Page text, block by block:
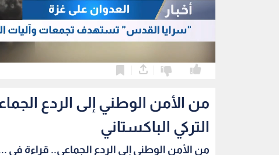
من الأمن الوطني إلى الردع
التركي الباكستاني
من الأمن الوطني إلى الردع الجماعي.. قراءة في